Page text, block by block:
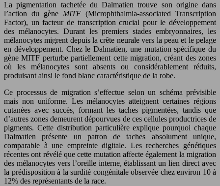
La pigmentation tachetée du Dalmatien trouve son origine dans
l’action du gène MITF (Microphthalmia-associated Transcription
Factor), un facteur de transcription crucial pour le développement
des mélanocytes. Durant les premiers stades embryonnaires, les
mélanocytes migrent depuis la crête neurale vers la peau et le pelage
en développement. Chez le Dalmatien, une mutation spécifique du
gène MITF perturbe partiellement cette migration, créant des zones
où les mélanocytes sont absents ou considérablement réduits,
produisant ainsi le fond blanc caractéristique de la robe.
Ce processus de migration s’effectue selon un schéma prévisible
mais non uniforme. Les mélanocytes atteignent certaines régions
cutanées avec succès, formant les taches pigmentées, tandis que
d’autres zones demeurent dépourvues de ces cellules productrices de
pigments. Cette distribution particulière explique pourquoi chaque
Dalmatien présente un patron de taches absolument unique,
comparable à une empreinte digitale. Les recherches génétiques
récentes ont révélé que cette mutation affecte également la migration
des mélanocytes vers l’oreille interne, établissant un lien direct avec
la prédisposition à la surdité congénitale observée chez environ 10 à
12% des représentants de la race.